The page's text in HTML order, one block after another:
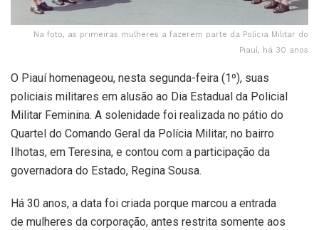
Na foto, as primeiras mulheres a fazerem parte da Polícia Militar do
Piauí, há 30 anos
O Piauí homenageou, nesta segunda-feira (1º), suas
policiais militares em alusão ao Dia Estadual da Policial
Militar Feminina. A solenidade foi realizada no pátio do
Quartel do Comando Geral da Polícia Militar, no bairro
Ilhotas, em Teresina, e contou com a participação da
governadora do Estado, Regina Sousa.
Há 30 anos, a data foi criada porque marcou a entrada
de mulheres da corporação, antes restrita somente aos